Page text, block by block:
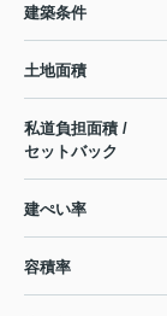
建築条件
土地面積
私道負担面積 /
セットバック
建ぺい率
容積率